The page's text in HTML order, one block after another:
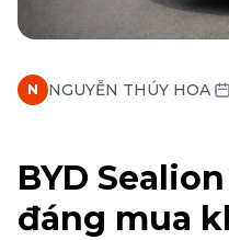
N NGUYỄN THÚY HOA·
BYD
đáng mua